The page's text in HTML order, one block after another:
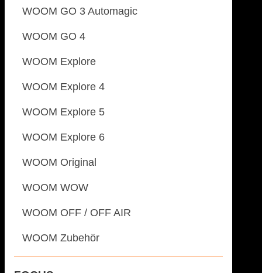
WOOM GO 3 Automagic
WOOM GO 4
WOOM Explore
WOOM Explore 4
WOOM Explore 5
WOOM Explore 6
WOOM Original
WOOM WOW
WOOM OFF / OFF AIR
WOOM Zubehör